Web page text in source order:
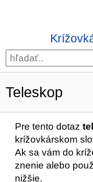
Teleskop
Pre tento dotaz
krížovkárskom
Ak sa vám do
znenie alebo
nižšie.